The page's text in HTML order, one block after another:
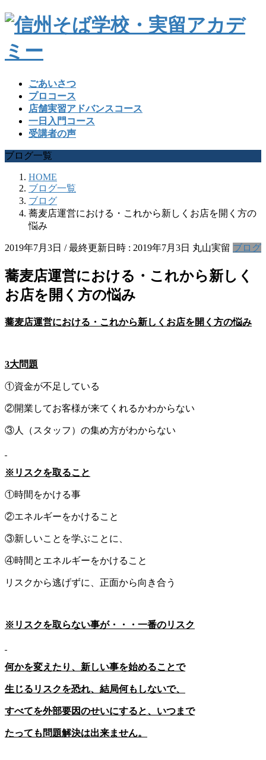
ごあいさつ
プロコース
店舗実習アドバンスコース
一日入門コース
受講者の声
ブログ一覧
HOME
ブログ一覧
ブログ
蕎麦店運営における・これから新しくお店を開く方の
悩み
2019年7月3日 / 最終更新日時 : 2019年7月3日 丸山実留 ブログ
蕎麦店運営における・これから新しく
お店を開く方の悩み
蕎麦店運営における・ これから新しくお店を開く方の悩み
3大問題
①資金が不足している
②開業してお客様が来てくれるかわからない
③人（スタッフ）の集め方がわからない
※リスクを取ること
①時間をかける事
②エネルギーをかけること
③新しいことを学ぶことに、
④時間とエネルギーをかけること
リスクから逃げずに、正面から向き合う
※リスクを取らない事が・・・一番のリスク
何かを変えたり、新しい事を始めることで
生じるリスクを恐れ、結局何もしないで、
すべてを外部要因のせいにすると、いつまで
たっても問題解決は出来ません。